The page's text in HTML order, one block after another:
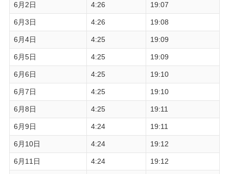
6月2日 4:26 19:07
6月3日 4:26 19:08
6月4日 4:25 19:09
6月5日 4:25 19:09
6月6日 4:25 19:10
6月7日 4:25 19:10
6月8日 4:25 19:11
6月9日 4:24 19:11
6月10日 4:24 19:12
6月11日 4:24 19:12